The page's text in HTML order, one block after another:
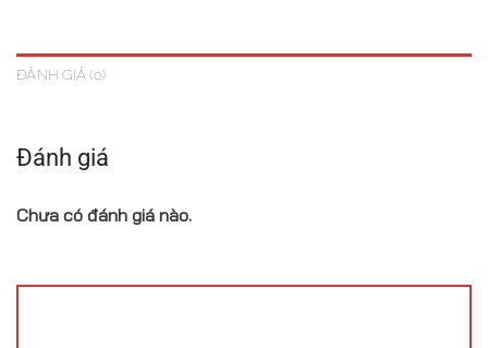
ĐÁNH GIÁ (0)
Đánh giá
Chưa có đánh giá nào.